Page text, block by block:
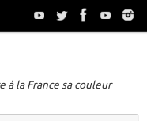
à la France sa couleur